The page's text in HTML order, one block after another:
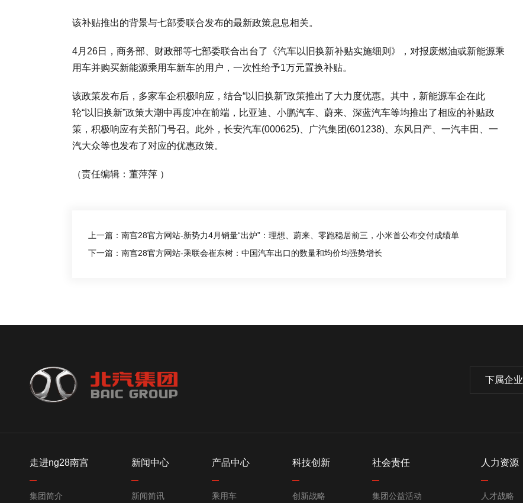
该补贴推出的背景与七部委联合发布的最新政策息息相关。
4月26日，商务部、财政部等七部委联合出台了《汽车以旧换新补贴实施细则》，对报废燃油或新能源乘
用车并购买新能源乘用车新车的用户，一次性给予1万元置换补贴。
该政策发布后，多家车企积极响应，结合“以旧换新”政策推出了大力度优惠。其中，新能源车企在此
轮“以旧换新”政策大潮中再度冲在前端，比亚迪、小鹏汽车、蔚来、深蓝汽车等均推出了相应的补贴政
策，积极响应有关部门号召。此外，长安汽车(000625)、广汽集团(601238)、东风日产、一汽丰田、一
汽大众等也发布了对应的优惠政策。
（责任编辑：董萍萍 ）
上一篇：南宫28官方网站-新势力4月销量“出炉”：理想、蔚来、零跑稳居前三，小米首公布交付成绩单
下一篇：南宫28官方网站-乘联会崔东树：中国汽车出口的数量和均价均强势增长
下属企业
走进ng28南宫
集团简介
新闻中心
新闻简讯
产品中心
乘用车
科技创新
创新战略
社会责任
集团公益活动
人力资源
人才战略